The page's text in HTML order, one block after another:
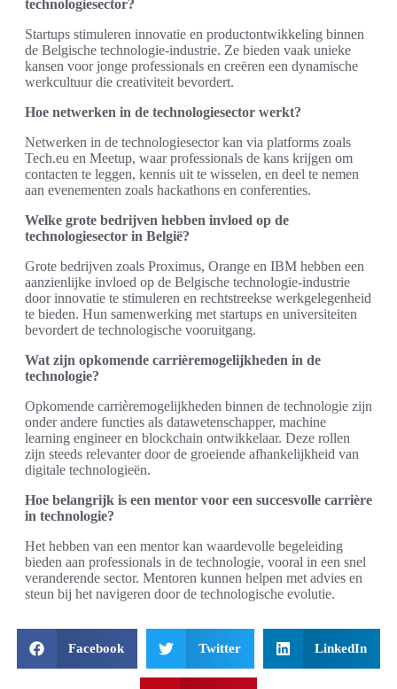
technologiesector?
Startups stimuleren innovatie en productontwikkeling binnen
de Belgische technologie-industrie. Ze bieden vaak unieke
kansen voor jonge professionals en creëren een dynamische
werkcultuur die creativiteit bevordert.
Hoe netwerken in de technologiesector werkt?
Netwerken in de technologiesector kan via platforms zoals
Tech.eu en Meetup, waar professionals de kans krijgen om
contacten te leggen, kennis uit te wisselen, en deel te nemen
aan evenementen zoals hackathons en conferenties.
Welke grote bedrijven hebben invloed op de
technologiesector in België?
Grote bedrijven zoals Proximus, Orange en IBM hebben een
aanzienlijke invloed op de Belgische technologie-industrie
door innovatie te stimuleren en rechtstreekse werkgelegenheid
te bieden. Hun samenwerking met startups en universiteiten
bevordert de technologische vooruitgang.
Wat zijn opkomende carrièremogelijkheden in de
technologie?
Opkomende carrièremogelijkheden binnen de technologie zijn
onder andere functies als datawetenschapper, machine
learning engineer en blockchain ontwikkelaar. Deze rollen
zijn steeds relevanter door de groeiende afhankelijkheid van
digitale technologieën.
Hoe belangrijk is een mentor voor een succesvolle carrière
in technologie?
Het hebben van een mentor kan waardevolle begeleiding
bieden aan professionals in de technologie, vooral in een snel
veranderende sector. Mentoren kunnen helpen met advies en
steun bij het navigeren door de technologische evolutie.
Facebook Twitter LinkedIn